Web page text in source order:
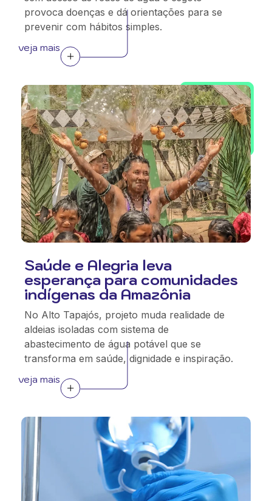
provoca doenças e dá orientações para se
prevenir com hábitos simples.
veja mais
Saúde e Alegria leva
esperança para comunidades
indígenas da Amazônia
No Alto Tapajós, projeto muda realidade de
aldeias isoladas com sistema de
abastecimento de água potável que se
transforma em saúde, dignidade e inspiração.
veja mais